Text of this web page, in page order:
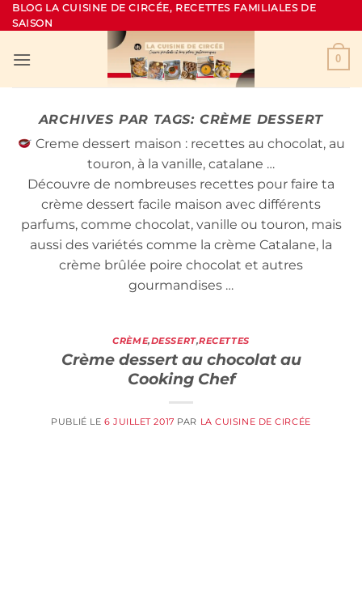
Passer
au
BLOG LA CUISINE DE CIRCÉE, RECETTES FAMILIALES DE
SAISON
0
ARCHIVES PAR TAGS: CRÈME DESSERT
Creme dessert maison : recettes au chocolat, au
touron, à la vanille, catalane …
Découvre de nombreuses recettes pour faire ta
crème dessert facile maison avec différents
parfums, comme chocolat, vanille ou touron, mais
aussi des variétés comme la crème Catalane, la
crème brûlée poire chocolat et autres
gourmandises …
CRÈME,DESSERT,RECETTES
Crème dessert au chocolat au
Cooking Chef
PUBLIÉ LE 6 JUILLET 2017 PAR LA CUISINE DE CIRCÉE